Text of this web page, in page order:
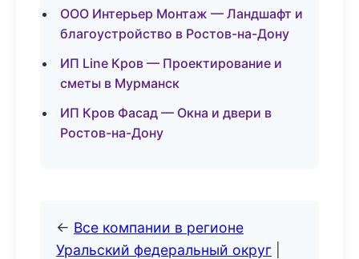
ООО Интерьер Монтаж — Ландшафт и
благоустройство в Ростов-на-Дону
ИП Line Кров — Проектирование и
сметы в Мурманск
ИП Кров Фасад — Окна и двери в
Ростов-на-Дону
← Все компании в регионе
Уральский федеральный округ